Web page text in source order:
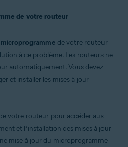
de votre routeur
microprogramme de votre routeur
à ce problème. Les routeurs ne
automatiquement. Vous devez
et installer les mises à jour
votre routeur pour accéder aux
et l’installation des mises à jour
mise à jour du microprogramme